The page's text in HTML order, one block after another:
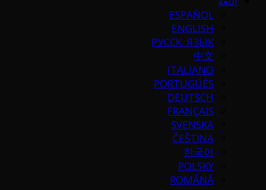
ESPAÑOL
ENGLISH
РУССК. ЯЗЫК
中文
ITALIANO
PORTUGUÉS
DEUTSCH
FRANÇAIS
SVENSKA
ČEŠTINA
한국어
POLSKY
ROMÂNĂ